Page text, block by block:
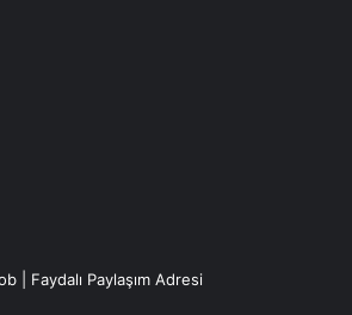
| Faydalı Paylaşım Adresi